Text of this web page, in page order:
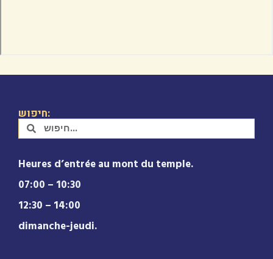
חיפוש:
Heures d’entrée au mont du temple.
07:00 – 10:30
12:30 – 14:00
dimanche-jeudi.